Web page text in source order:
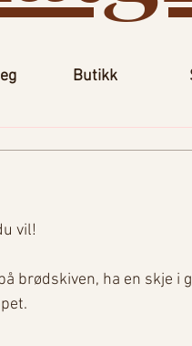
Butikk
vil!
brødskiven, ha en skje i